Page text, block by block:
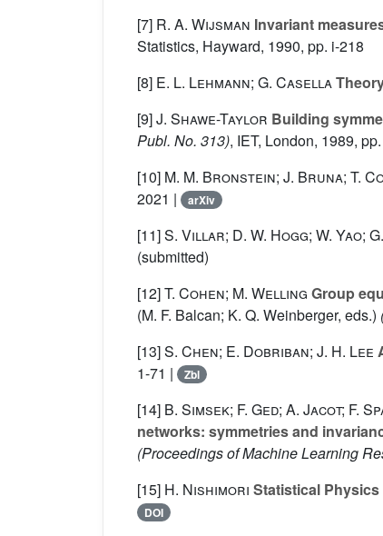
[7] R. A. Wijsman Invariant
Statistics, Hayward, 1990, pp. i-218
[8] E. L. Lehmann; G. Casella
[9]J. Shawe-Taylor Building
Publ. No. 313), IET, London, 1989,
[10] M. M. Bronstein; J. Bruna; T.
2021 |
arXiv
[11]S. Villar; D. W. Hogg; W. Yao;
(submitted)
[12]T. Cohen; M. Welling Group
(M. F. Balcan; K. Q. Weinberger, eds.)
[13]S. Chen; E. Dobriban; J. H. Lee
1-71 |
Zbl
[14] B. Simsek; F. Ged; A. Jacot; F.
networks: symmetries and
(Proceedings of Machine Learning
[15] H. Nishimori Statistical
DOI